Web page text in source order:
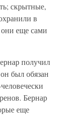
скрытные,
в
еще сами
получил
был обязан
Бернар
еще